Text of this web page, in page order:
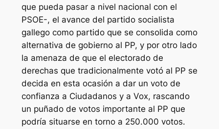
que pueda pasar a nivel nacional con el
PSOE-, el avance del partido socialista
gallego como partido que se consolida como
alternativa de gobierno al PP, y por otro lado
la amenaza de que el electorado de
derechas que tradicionalmente votó al PP se
decida en esta ocasión a dar un voto de
confianza a Ciudadanos y a Vox, rascando
un puñado de votos importante al PP que
podría situarse en torno a 250.000 votos.